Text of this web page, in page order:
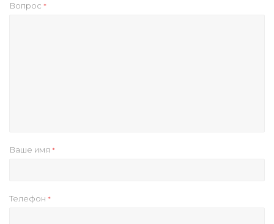
Вопрос *
Ваше имя *
Телефон *